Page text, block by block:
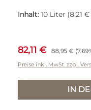
Inhalt: 10 Liter (8,21
Verkaufspreis:
82,11 € Regulärer
88,95 €
Preise inkl. MwSt. zzgl.
IN